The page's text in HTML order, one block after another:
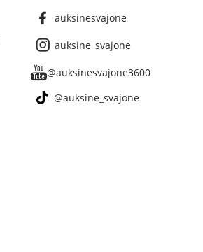
auksinesvajone
auksine_svajone
@auksinesvajone3600
@auksine_svajone